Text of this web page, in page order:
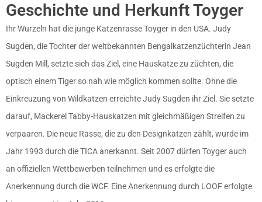
Geschichte und Herkunft Toyger
Ihr Wurzeln hat die junge Katzenrasse Toyger in den USA. Judy
Sugden, die Tochter der weltbekannten Bengalkatzenzüchterin Jean
Sugden Mill, setzte sich das Ziel, eine Hauskatze zu züchten, die
optisch einem Tiger so nah wie möglich kommen sollte. Ohne die
Einkreuzung von Wildkatzen erreichte Judy Sugden ihr Ziel. Sie setzte
darauf, Mackerel Tabby-Hauskatzen mit gleichmäßigen Streifen zu
verpaaren. Die neue Rasse, die zu den Designkatzen zählt, wurde im
Jahr 1993 durch die TICA anerkannt. Seit 2007 dürfen Toyger auch
an offiziellen Wettbewerben teilnehmen und es erfolgte die
Anerkennung durch die WCF. Eine Anerkennung durch LOOF erfolgte